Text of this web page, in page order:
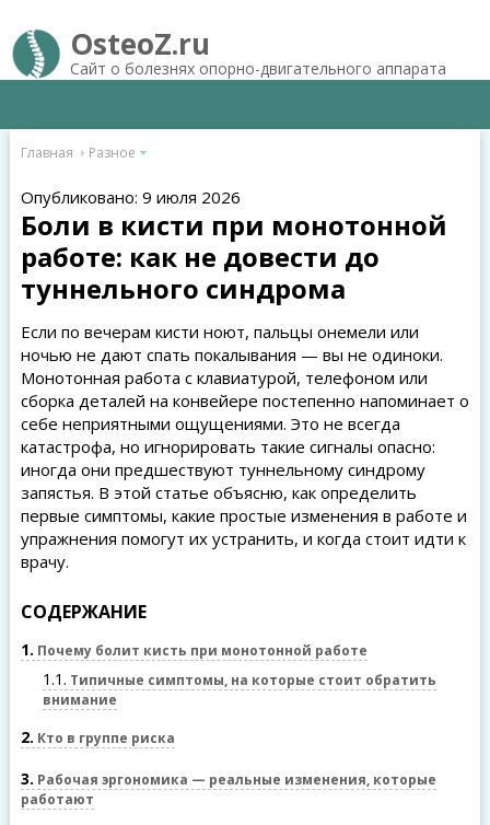
OsteoZ.ru
Сайт о болезнях опорно-двигательного аппарата
Главная Разное
Опубликовано: 9 июля 2026
Боли в кисти при монотонной
работе: как не довести до
туннельного синдрома
Если по вечерам кисти ноют, пальцы онемели или
ночью не дают спать покалывания — вы не одиноки.
Монотонная работа с клавиатурой, телефоном или
сборка деталей на конвейере постепенно напоминает о
себе неприятными ощущениями. Это не всегда
катастрофа, но игнорировать такие сигналы опасно:
иногда они предшествуют туннельному синдрому
запястья. В этой статье объясню, как определить
первые симптомы, какие простые изменения в работе и
упражнения помогут их устранить, и когда стоит идти к
врачу.
СОДЕРЖАНИЕ
1 Почему болит кисть при монотонной работе
1.1 Типичные симптомы, на которые стоит обратить
внимание
2 Кто в группе риска
3 Рабочая эргономика — реальные изменения, которые
работают